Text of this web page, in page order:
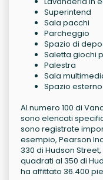
Superintend
Sala pacchi
Parcheggio
Spazio di
Saletta giochi
Palestra
Sala
Spazio
Al numero 100 di
sono elencati
sono registrate
esempio, Pearson
330 di Hudson
quadrati al 350 di
ha affittato 36.400